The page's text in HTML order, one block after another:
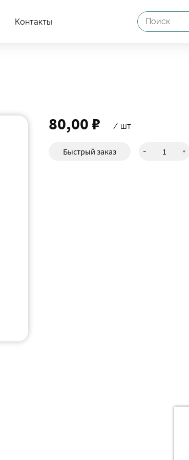
Контакты
80,00 ₽ / шт
Быстрый заказ - +